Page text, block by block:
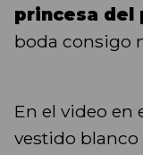
princesa del
boda consigo
En el video en
vestido blanco